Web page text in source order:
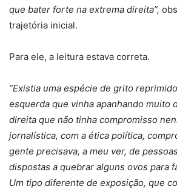
que bater forte na extrema direita”,
trajetória inicial.
Para ele, a leitura estava correta.
“Existia uma espécie de grito
esquerda que vinha apanhando muito
direita que não tinha compromisso
jornalística, com a ética política,
gente precisava, a meu ver, de
dispostas a quebrar alguns ovos para
Um tipo diferente de exposição, que